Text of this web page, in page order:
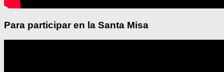
Para participar en la Santa Misa